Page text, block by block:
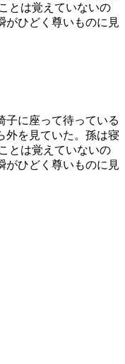
とは覚えていないの
がひどく尊いものに見
子に座って待っている
外を見ていた。孫は寝
とは覚えていないの
がひどく尊いものに見